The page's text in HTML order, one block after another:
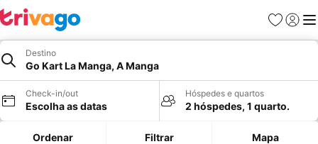
Favoritos
Iniciar
Destino
Go Kart La Manga, A Manga
Check-in/out
Escolha as datas
Hóspedes e quartos
2 hóspedes, 1 quarto.
Ordenar Filtrar Mapa